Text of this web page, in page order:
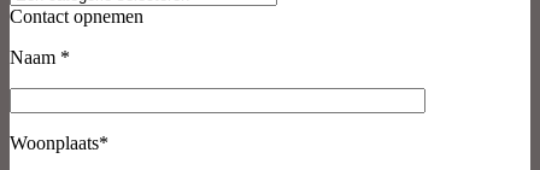
Contact opnemen
Naam *
Woonplaats*